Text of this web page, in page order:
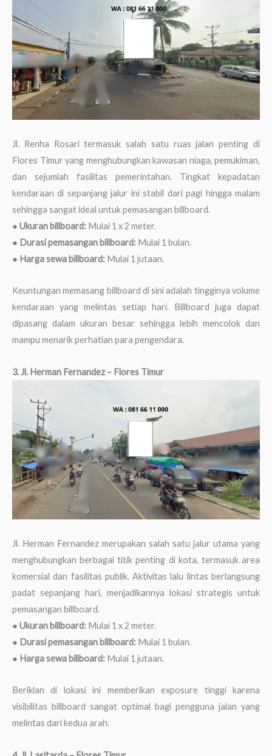
Jl. Renha Rosari termasuk salah satu ruas jalan penting di
Flores Timur yang menghubungkan kawasan niaga, pemukiman,
dan sejumlah fasilitas pemerintahan. Tingkat kepadatan
kendaraan di sepanjang jalur ini stabil dari pagi hingga malam
sehingga sangat ideal untuk pemasangan billboard.
● Ukuran billboard: Mulai 1 x 2 meter.
● Durasi pemasangan billboard: Mulai 1 bulan.
● Harga sewa billboard: Mulai 1 jutaan.
Keuntungan memasang billboard di sini adalah tingginya volume
kendaraan yang melintas setiap hari. Billboard juga dapat
dipasang dalam ukuran besar sehingga lebih mencolok dan
mampu menarik perhatian para pengendara.
3. Jl. Herman Fernandez – Flores Timur
Jl. Herman Fernandez merupakan salah satu jalur utama yang
menghubungkan berbagai titik penting di kota, termasuk area
komersial dan fasilitas publik. Aktivitas lalu lintas berlangsung
padat sepanjang hari, menjadikannya lokasi strategis untuk
pemasangan billboard.
● Ukuran billboard: Mulai 1 x 2 meter.
● Durasi pemasangan billboard: Mulai 1 bulan.
● Harga sewa billboard: Mulai 1 jutaan.
Beriklan di lokasi ini memberikan exposure tinggi karena
visibilitas billboard sangat optimal bagi pengguna jalan yang
melintas dari kedua arah.